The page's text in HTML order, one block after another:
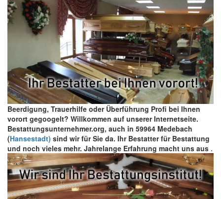
Beerdigung, Trauerhilfe oder Überführung Profi bei Ihnen
vorort gegoogelt? Willkommen auf unserer Internetseite.
Bestattungsunternehmer.org, auch in 59964 Medebach
(Hansestadt) sind wir für Sie da. Ihr Bestatter für Bestattung
und noch vieles mehr. Jahrelange Erfahrung macht uns aus .